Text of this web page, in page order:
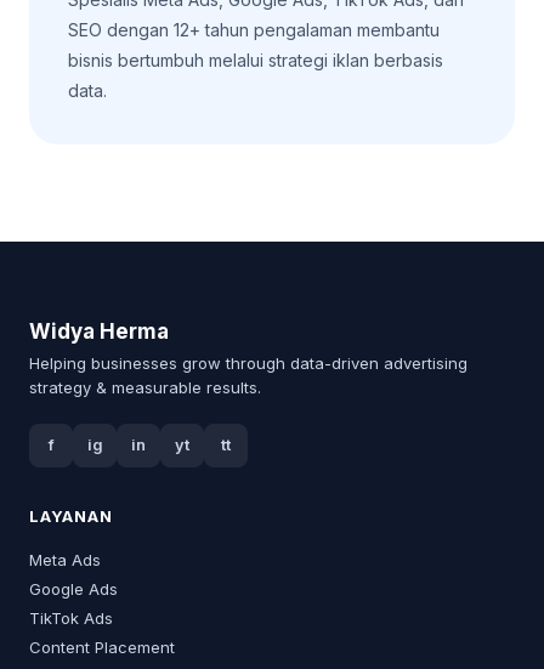
SEO dengan 12+ tahun pengalaman membantu
bisnis bertumbuh melalui strategi iklan berbasis
data.
Widya Herma
Helping businesses grow through data-driven advertising
strategy & measurable results.
f ig in yt tt
LAYANAN
Meta Ads
Google Ads
TikTok Ads
Content Placement